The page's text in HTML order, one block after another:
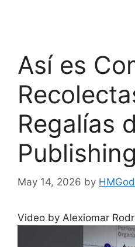
Así es
Regalías
Publishing
May 14, 2026 by
Video by Alexiomar